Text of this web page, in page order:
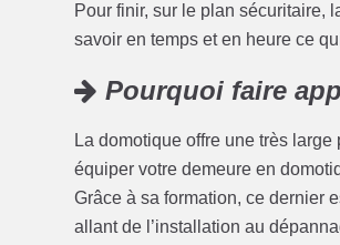
Pour finir, sur le plan sécuritaire,
savoir en temps et en heure ce
Pourquoi faire
La domotique offre une très
équiper votre demeure en
Grâce à sa formation, ce dernier
allant de l’installation au